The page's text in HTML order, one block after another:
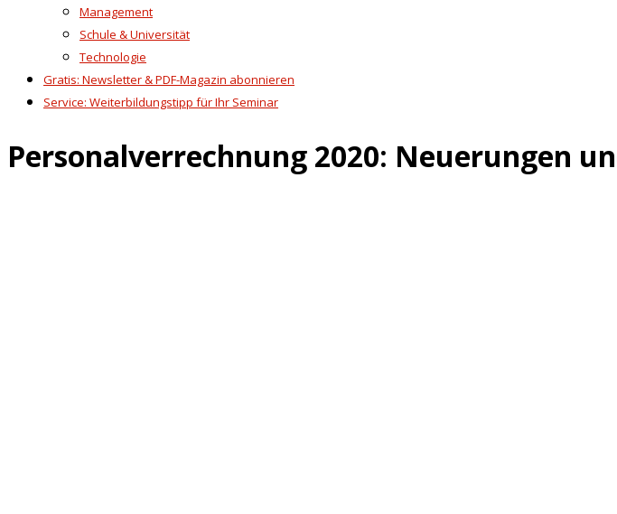
Management
Schule & Universität
Technologie
Gratis: Newsletter & PDF-Magazin abonnieren
Service: Weiterbildungstipp für Ihr Seminar
Personalverrechnung 2020: Neuerungen